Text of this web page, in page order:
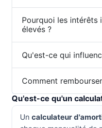
Pourquoi les intérêts
élevés ?
Qu'est-ce qui
Comment
Qu'est-ce qu'un
Un calculateur